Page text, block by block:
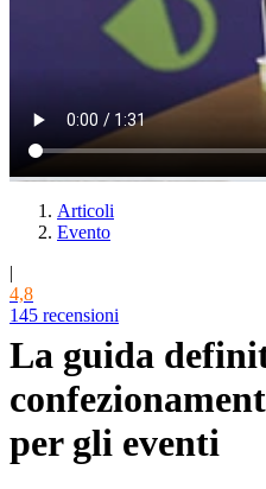
Articoli
Evento
|
4,8
145 recensioni
La guida
per gli eventi